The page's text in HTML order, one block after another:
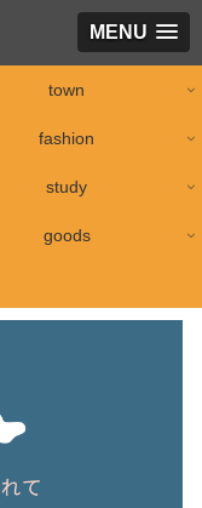
MENU
town
fashion
study
goods